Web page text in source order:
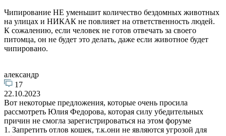
Чипирование НЕ уменьшит количество бездомных животных
на улицах и НИКАК не повлияет на ответственность людей.
К сожалению, если человек не готов отвечать за своего
питомца, он не будет это делать, даже если животное будет
чипировано.
александр
17
22.10.2023
Вот некоторые предложения, которые очень просила
рассмотреть Юлия Федорова, которая силу убедительных
причин не смогла зарегистрироваться на этом форуме
1. Запретить отлов кошек, т.к.они не являются угрозой для